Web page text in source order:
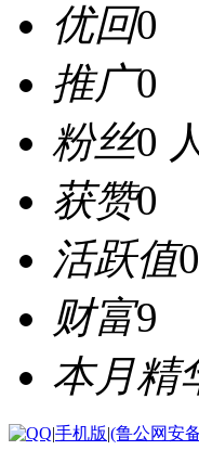
优回0
推广0
粉丝0
获赞0
活跃值
财富9
本月精
|手机版|(鲁公网安